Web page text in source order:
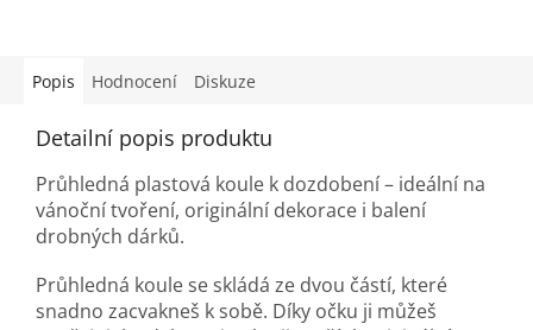
Popis Hodnocení Diskuze
Detailní popis produktu
Průhledná plastová koule k dozdobení – ideální na
vánoční tvoření, originální dekorace i balení
drobných dárků.
Průhledná koule se skládá ze dvou částí, které
snadno zacvakneš k sobě. Díky očku ji můžeš